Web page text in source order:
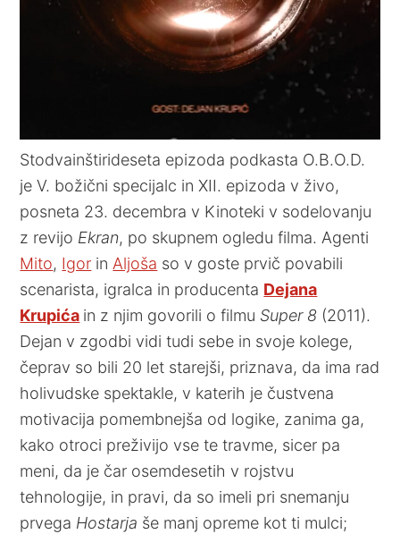
Stodvainštirideseta epizoda podkasta O.B.O.D.
je V. božični specijalc in XII. epizoda v živo,
posneta 23. decembra v Kinoteki v sodelovanju
z revijo Ekran, po skupnem ogledu filma. Agenti
Mito, Igor inAljoša so v goste prvič povabili
scenarista, igralca in producenta Dejana
Krupića in z njim govorili o filmu Super 8 (2011).
Dejan v zgodbi vidi tudi sebe in svoje kolege,
čeprav so bili 20 let starejši, priznava, da ima rad
holivudske spektakle, v katerih je čustvena
motivacija pomembnejša od logike, zanima ga,
kako otroci preživijo vse te travme, sicer pa
meni, da je čar osemdesetih v rojstvu
tehnologije, in pravi, da so imeli pri snemanju
prvega Hostarja še manj opreme kot ti mulci;